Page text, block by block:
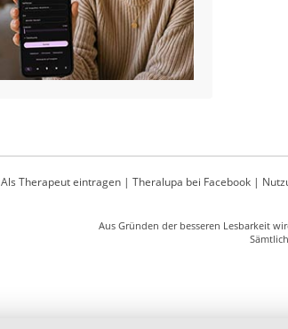
Als Therapeut eintragen| Theralupa bei Facebook|
Aus Gründen der besseren Lesbarkeit